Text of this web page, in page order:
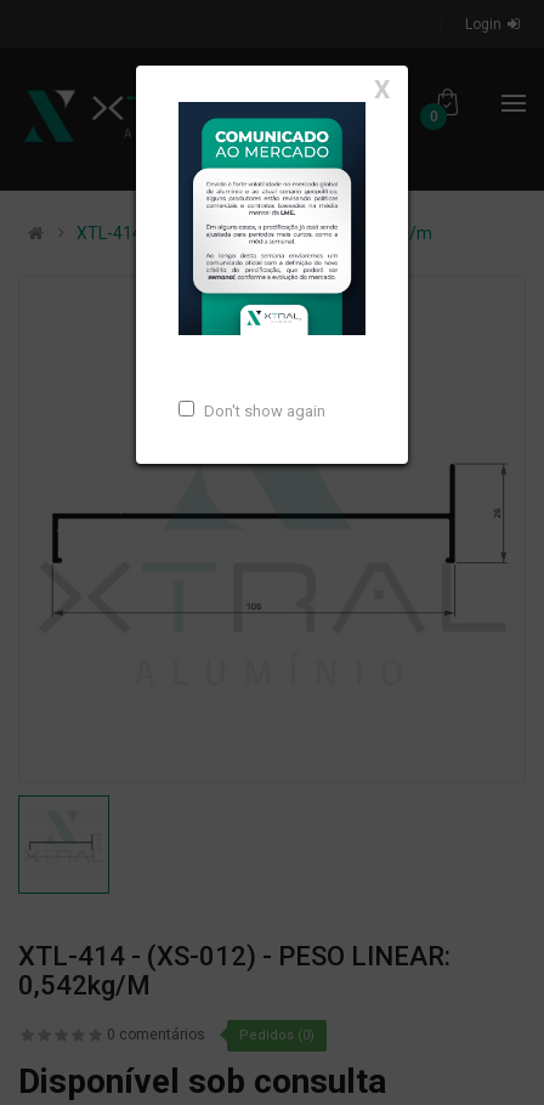
Login
0
X
Don't show again
XTL-414 - (XS-012) - PESO LINEAR: 0,542kg/m
XTL-414 - (XS-012) - PESO LINEAR:
0,542kg/m
0 comentários Pedidos (0)
Disponível sob consulta